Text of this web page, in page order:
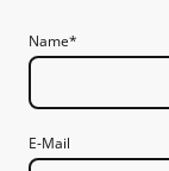
Name*
E-Mail